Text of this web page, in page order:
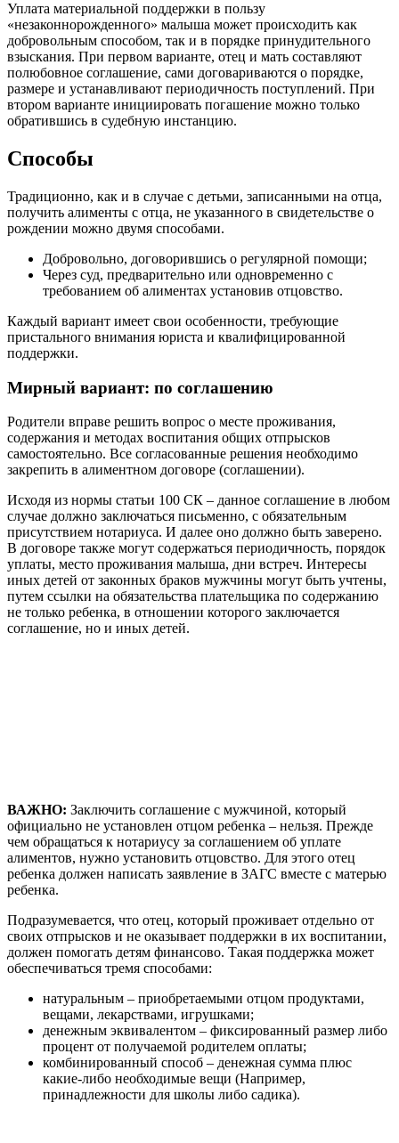
Уплата материальной поддержки в пользу
«незаконнорожденного» малыша может происходить как
добровольным способом, так и в порядке принудительного
взыскания. При первом варианте, отец и мать составляют
полюбовное соглашение, сами договариваются о порядке,
размере и устанавливают периодичность поступлений. При
втором варианте инициировать погашение можно только
обратившись в судебную инстанцию.
Способы
Традиционно, как и в случае с детьми, записанными на отца,
получить алименты с отца, не указанного в свидетельстве о
рождении можно двумя способами.
Добровольно, договорившись о регулярной помощи;
Через суд, предварительно или одновременно с
требованием об алиментах установив отцовство.
Каждый вариант имеет свои особенности, требующие
пристального внимания юриста и квалифицированной
поддержки.
Мирный вариант: по соглашению
Родители вправе решить вопрос о месте проживания,
содержания и методах воспитания общих отпрысков
самостоятельно. Все согласованные решения необходимо
закрепить в алиментном договоре (соглашении).
Исходя из нормы статьи 100 СК – данное соглашение в любом
случае должно заключаться письменно, с обязательным
присутствием нотариуса. И далее оно должно быть заверено.
В договоре также могут содержаться периодичность, порядок
уплаты, место проживания малыша, дни встреч. Интересы
иных детей от законных браков мужчины могут быть учтены,
путем ссылки на обязательства плательщика по содержанию
не только ребенка, в отношении которого заключается
соглашение, но и иных детей.
ВАЖНО: Заключить соглашение с мужчиной, который
официально не установлен отцом ребенка – нельзя. Прежде
чем обращаться к нотариусу за соглашением об уплате
алиментов, нужно установить отцовство. Для этого отец
ребенка должен написать заявление в ЗАГС вместе с матерью
ребенка.
Подразумевается, что отец, который проживает отдельно от
своих отпрысков и не оказывает поддержки в их воспитании,
должен помогать детям финансово. Такая поддержка может
обеспечиваться тремя способами:
натуральным – приобретаемыми отцом продуктами,
вещами, лекарствами, игрушками;
денежным эквивалентом ­– фиксированный размер либо
процент от получаемой родителем оплаты;
комбинированный способ – денежная сумма плюс
какие-либо необходимые вещи (Например,
принадлежности для школы либо садика).